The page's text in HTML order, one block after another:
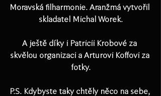
Moravská filharmonie. Aranžmá vytvořil
skladatel Michal Worek.
A ještě díky i Patricii Krobové za
skvělou organizaci a Arturovi Koffovi za
fotky.
P.S. Kdybyste taky chtěly něco na sebe,